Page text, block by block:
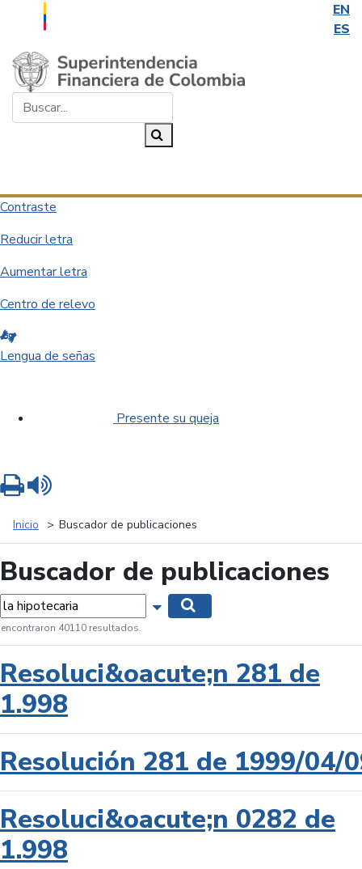
EN
ES
Saltar al contenido principal
Contraste
Reducir letra
Aumentar letra
Centro de relevo
Lengua de señas
Presente su queja
Inicio Buscador de publicaciones
Buscador de publicaciones
Mostrar opciones de búsqueda
encontraron 40110 resultados.
Resoluci&oacute;n 281 de
1.998
Resolución 281 de 1999/04/
Resoluci&oacute;n 0282 de
1.998
Imprimir